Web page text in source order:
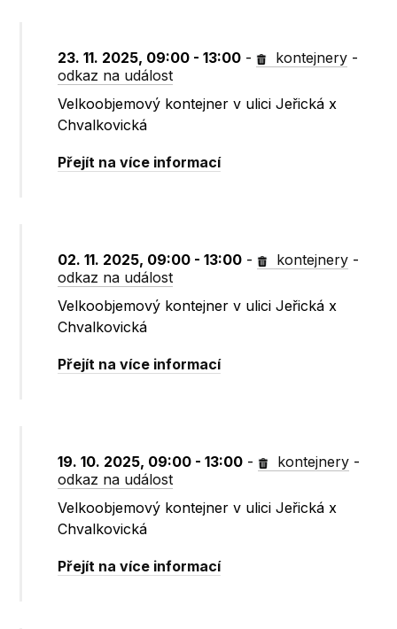
23. 11. 2025, 09:00 - 13:00 - kontejnery -
odkaz na událost
Velkoobjemový kontejner v ulici Jeřická x
Chvalkovická
Přejít na více informací
02. 11. 2025, 09:00 - 13:00 - kontejnery -
odkaz na událost
Velkoobjemový kontejner v ulici Jeřická x
Chvalkovická
Přejít na více informací
19. 10. 2025, 09:00 - 13:00 - kontejnery -
odkaz na událost
Velkoobjemový kontejner v ulici Jeřická x
Chvalkovická
Přejít na více informací